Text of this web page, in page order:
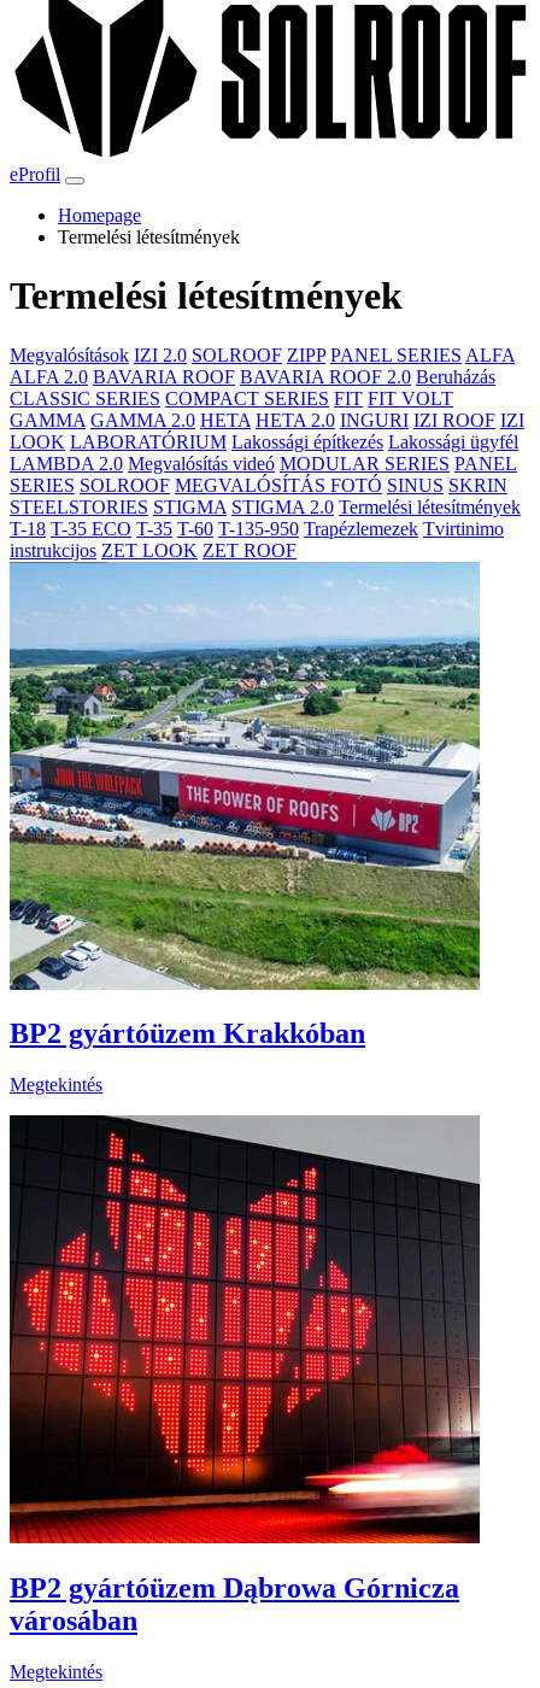
eProfil
Homepage
Termelési létesítmények
Termelési létesítmények
Megvalósítások IZI 2.0 SOLROOF ZIPP PANEL SERIES ALFA
ALFA 2.0 BAVARIA ROOF BAVARIA ROOF 2.0 Beruházás
CLASSIC SERIES COMPACT SERIES FIT FIT VOLT
GAMMA GAMMA 2.0 HETA HETA 2.0 INGURI IZI ROOF IZI
LOOK LABORATÓRIUM Lakossági építkezés Lakossági ügyfél
LAMBDA 2.0 Megvalósítás videó MODULAR SERIES PANEL
SERIES SOLROOF MEGVALÓSÍTÁS FOTÓ SINUS SKRIN
STEELSTORIES STIGMA STIGMA 2.0 Termelési létesítmények
T-18 T-35 ECO T-35 T-60 T-135-950 Trapézlemezek Tvirtinimo
instrukcijos ZET LOOK ZET ROOF
BP2 gyártóüzem Krakkóban
Megtekintés
BP2 gyártóüzem Dąbrowa Górnicza
városában
Megtekintés